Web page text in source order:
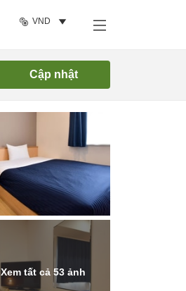
VND
Cập nhật
Xem tất cả53 ảnh
Tìm phòng trống